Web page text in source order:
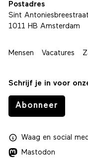
Postadres
Sint
1011 HB Amsterdam
Mensen Vacatures
Schrijf je in voor
Abonneer
Waagen social
Mastodon